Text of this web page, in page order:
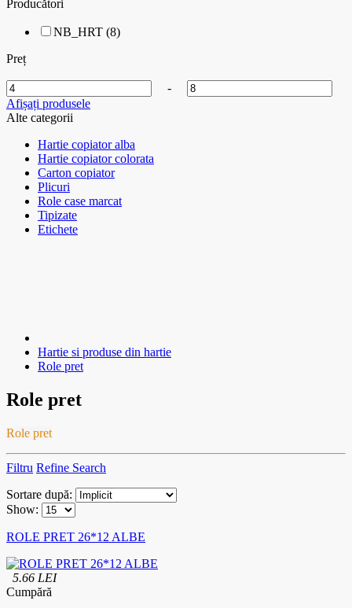
Producători
NB_HRT (8)
Preț
-
Afișați produsele
Alte categorii
Hartie copiator alba
Hartie copiator colorata
Carton copiator
Plicuri
Role case marcat
Tipizate
Etichete
Hartie si produse din hartie
Role pret
Role pret
Role pret
Filtru Refine Search
Sortare după:
Show:
ROLE PRET 26*12 ALBE
5.66 LEI
Cumpără